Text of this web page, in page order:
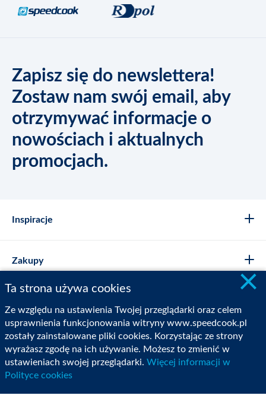
×
Ta strona używa cookies
Ze względu na ustawienia Twojej przeglądarki oraz celem
usprawnienia funkcjonowania witryny www.speedcook.pl
zostały zainstalowane pliki cookies. Korzystając ze strony
wyrażasz zgodę na ich używanie. Możesz to zmienić w
ustawieniach swojej przeglądarki. Więcej informacji w
Polityce cookies
Zapisz się do newslettera!
Zostaw nam swój email, aby
otrzymywać informacje o
nowościach i aktualnych
promocjach.
Inspiracje
Zakupy
Moje konto